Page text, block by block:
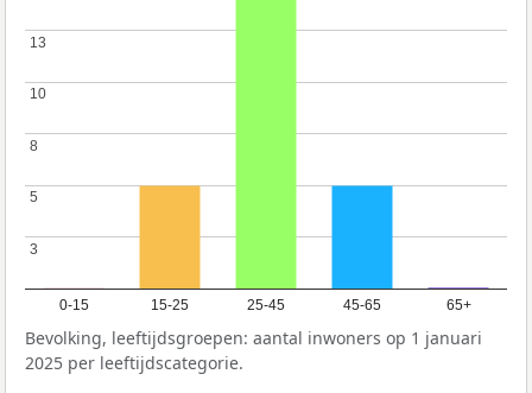
0-15 15-25 25-45 45-65 65+
3
3
5
5
8
8
10
10
13
13
Bevolking, leeftijdsgroepen: aantal inwoners op 1 januari
2025 per leeftijdscategorie.